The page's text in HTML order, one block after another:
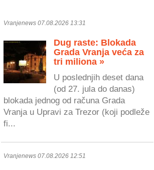
Vranjenews 07.08.2026 13:31
Dug raste: Blokada
Grada Vranja veća za
tri miliona »
U poslednjih deset dana
(od 27. jula do danas)
blokada jednog od računa Grada
Vranja u Upravi za Trezor (koji podleže
fi...
Vranjenews 07.08.2026 12:51